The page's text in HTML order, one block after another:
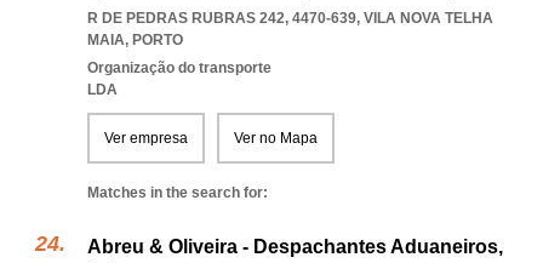
R DE PEDRAS RUBRAS 242, 4470-639, VILA NOVA TELHA
MAIA, PORTO
Organização do transporte
LDA
Ver empresa Ver no Mapa
Matches in the search for:
Abreu & Oliveira - Despachantes Aduaneiros,